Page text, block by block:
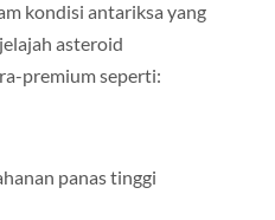
kondisi antariksa yang
asteroid
premium seperti:
panas tinggi